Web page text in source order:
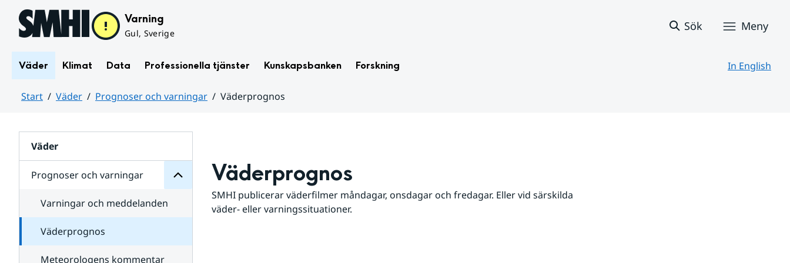
Hoppa till sidans innehåll Varning
Gul, Sverige
Sök Meny
Väder Klimat Data Professionella tjänster Kunskapsbanken Forskning In English
Start Väder Prognoser och varningar
Väderprognos
Väder
Prognoser och varningar
för
varningar
Varningar och meddelanden
Väderprognos
Meteorologens kommentar
Väderprognos
SMHI publicerar väderfilmer måndagar, onsdagar och fredagar. Eller vid särskilda
väder- eller varningssituationer.